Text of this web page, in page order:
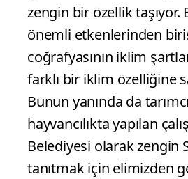
zengin bir özellik taşıyor.
önemli etkenlerinden
coğrafyasının iklim
farklı bir iklim özelliğine
Bunun yanında da
hayvancılıkta yapılan
Belediyesi olarak zengin
tanıtmak için elimizden